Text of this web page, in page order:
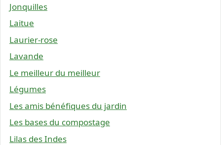
Jonquilles
Laitue
Laurier-rose
Lavande
Le meilleur du meilleur
Légumes
Les amis bénéfiques du jardin
Les bases du compostage
Lilas des Indes